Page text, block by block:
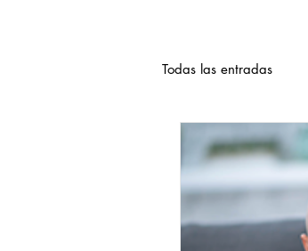
Todas las entradas
Bienestar Animal